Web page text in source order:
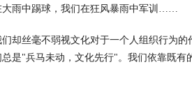
雨中踢球，我们在狂风暴雨中军训……
却丝毫不弱视文化对于一个人组织行为
是"兵马未动，文化先行"。我们依靠既有